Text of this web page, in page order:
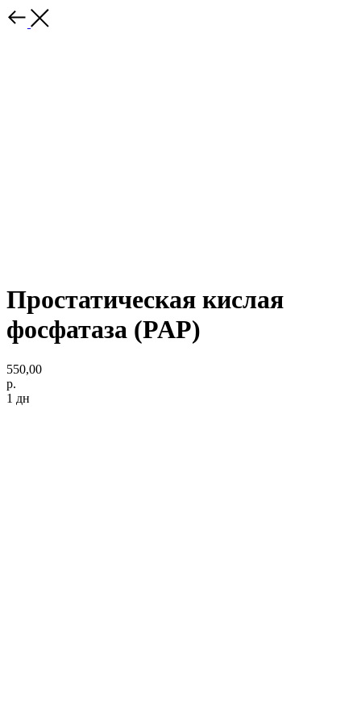
Простатическая кислая
фосфатаза (PAP)
550,00
р.
1 дн